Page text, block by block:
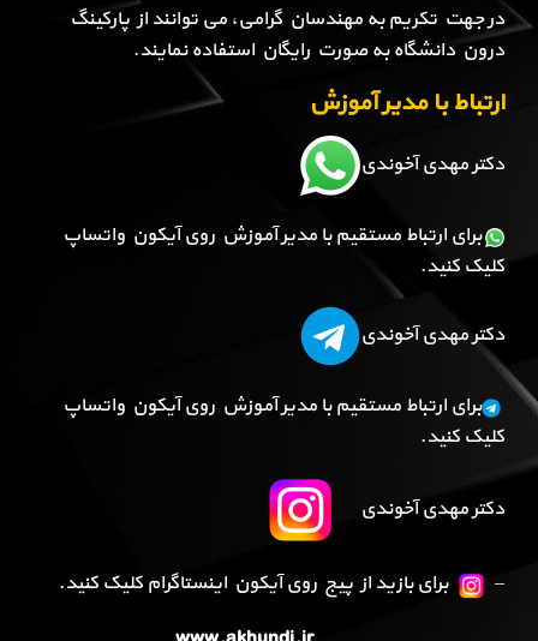
در جهت تکریم به مهندسان گرامی، می توانند از پارکینگ
درون دانشگاه به صورت رایگان استفاده نمایند.
ارتباط با مدیر آموزش
دکتر مهدی آخوندی
برای ارتباط مستقیم با مدیر آموزش روی آیکون واتساپ
کلیک کنید.
دکتر مهدی آخوندی
برای ارتباط مستقیم با مدیر آموزش روی آیکون واتساپ
کلیک کنید.
دکتر مهدی آخوندی
–
برای بازید از پیج روی آیکون اینستاگرام کلیک کنید.